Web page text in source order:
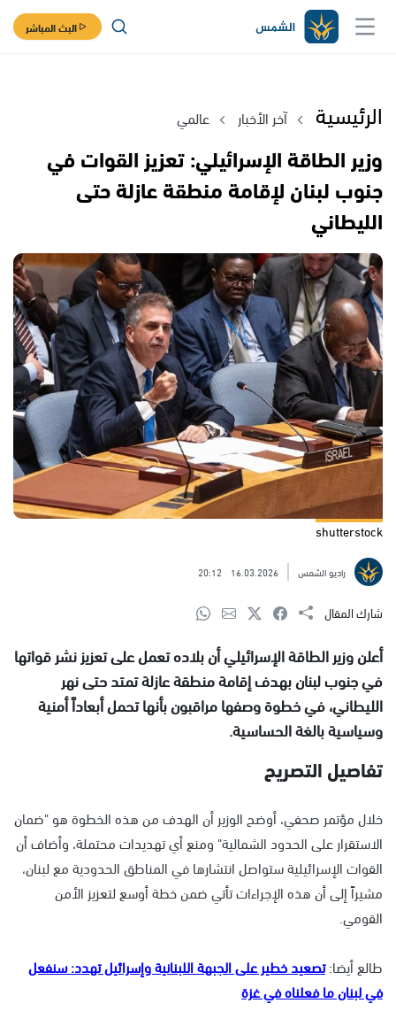
البث المباشر
الرئيسية آخر الأخبار عالمي
وزير الطاقة الإسرائيلي: تعزيز القوات في
جنوب لبنان لإقامة منطقة عازلة حتى
الليطاني
shutterstock
راديو الشمس 16.03.2026
20:12
شارك المقال
أعلن وزير الطاقة الإسرائيلي أن بلاده تعمل على تعزيز نشر قواتها
في جنوب لبنان بهدف إقامة منطقة عازلة تمتد حتى نهر
الليطاني، في خطوة وصفها مراقبون بأنها تحمل أبعاداً أمنية
وسياسية بالغة الحساسية.
تفاصيل التصريح
خلال مؤتمر صحفي، أوضح الوزير أن الهدف من هذه الخطوة هو "ضمان
الاستقرار على الحدود الشمالية" ومنع أي تهديدات محتملة، وأضاف أن
القوات الإسرائيلية ستواصل انتشارها في المناطق الحدودية مع لبنان،
مشيراً إلى أن هذه الإجراءات تأتي ضمن خطة أوسع لتعزيز الأمن
القومي.
طالع أيضا:تصعيد خطير على الجبهة اللبنانية وإسرائيل تهدد: سنفعل
في لبنان ما فعلناه في غزة